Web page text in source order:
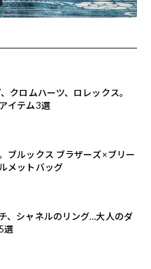
クロムハーツ、ロレックス。
イテム3選
ブルックス ブラザーズ×ブリー
メットバッグ
、シャネルのリング…大人のダ
選